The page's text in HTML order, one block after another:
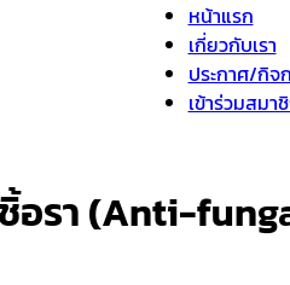
หน้าแรก
เกี่ยวกับเรา
ประกาศ/กิจ
เข้าร่วมสม
อรา (Anti-